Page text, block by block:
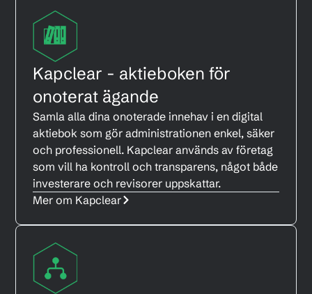
Kapclear - aktieboken för
onoterat ägande
Samla alla dina onoterade innehav i en digital
aktiebok som gör administrationen enkel, säker
och professionell. Kapclear används av företag
som vill ha kontroll och transparens, något både
investerare och revisorer uppskattar.
Mer om Kapclear